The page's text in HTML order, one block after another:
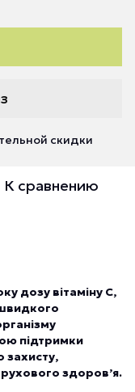
скидки
К сравнению
дозу вітаміну С,
підтримки
захисту,
здоров’я.